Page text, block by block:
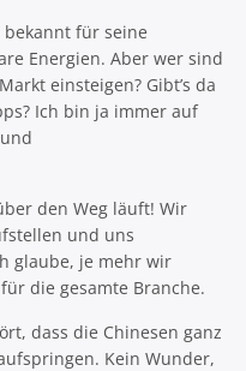
für seine
Energien. Aber wer sind
einsteigen? Gibt’s da
Ich bin ja immer auf
den Weg läuft! Wir
und uns
glaube, je mehr wir
die gesamte Branche.
dass die Chinesen ganz
Kein Wunder,